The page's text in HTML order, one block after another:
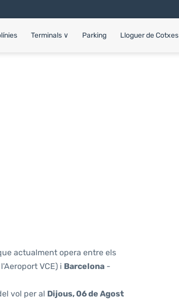
Terminals ∨ Parking Lloguer de Cotxes
actualment opera entre els
VCE) i Barcelona -
vol per al Dijous, 06 de Agost